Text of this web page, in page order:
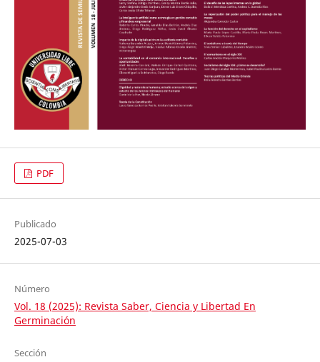
PDF
Publicado
2025-07-03
Número
Vol. 18 (2025): Revista Saber, Ciencia y Libertad En
Germinación
Sección